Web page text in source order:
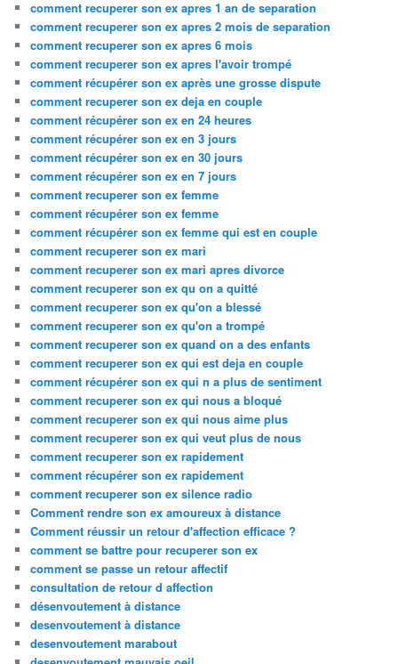
comment recuperer son ex apres 1 an de separation
comment recuperer son ex apres 2 mois de separation
comment recuperer son ex apres 6 mois
comment recuperer son ex apres l'avoir trompé
comment récupérer son ex après une grosse dispute
comment recuperer son ex deja en couple
comment récupérer son ex en 24 heures
comment récupérer son ex en 3 jours
comment récupérer son ex en 30 jours
comment récupérer son ex en 7 jours
comment recuperer son ex femme
comment récupérer son ex femme
comment récupérer son ex femme qui est en couple
comment recuperer son ex mari
comment recuperer son ex mari apres divorce
comment recuperer son ex qu on a quitté
comment recuperer son ex qu'on a blessé
comment recuperer son ex qu'on a trompé
comment recuperer son ex quand on a des enfants
comment recuperer son ex qui est deja en couple
comment récupérer son ex qui n a plus de sentiment
comment recuperer son ex qui nous a bloqué
comment recuperer son ex qui nous aime plus
comment recuperer son ex qui veut plus de nous
comment recuperer son ex rapidement
comment récupérer son ex rapidement
comment recuperer son ex silence radio
Comment rendre son ex amoureux à distance
Comment réussir un retour d'affection efficace ?
comment se battre pour recuperer son ex
comment se passe un retour affectif
consultation de retour d affection
désenvoutement à distance
desenvoutement à distance
desenvoutement marabout